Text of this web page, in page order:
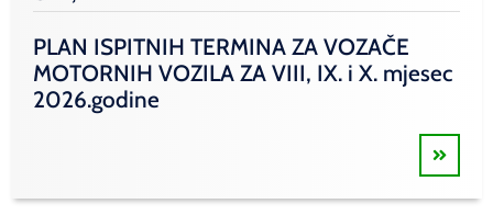
PLAN ISPITNIH TERMINA ZA VOZAČE
MOTORNIH VOZILA ZA VIII, IX. i X. mjesec
2026.godine